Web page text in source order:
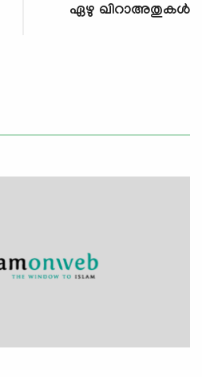
ഏഴു ഖിറാഅതുകള്‍